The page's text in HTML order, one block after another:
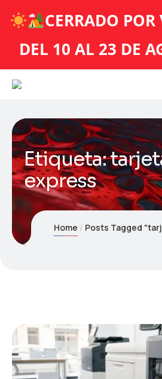
CERRADO
DEL 10 AL 23 DE
Etiqueta:
express
Home Posts Tagged